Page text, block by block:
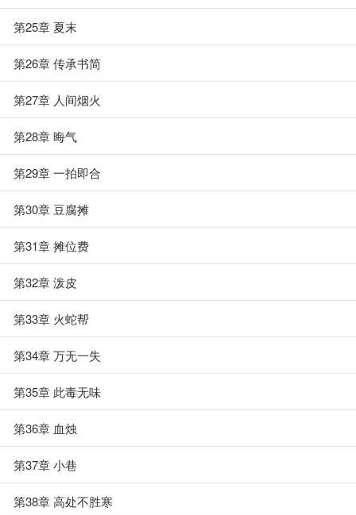
第25章 夏末
第26章 传承书简
第27章 人间烟火
第28章 晦气
第29章 一拍即合
第30章 豆腐摊
第31章 摊位费
第32章 泼皮
第33章 火蛇帮
第34章 万无一失
第35章 此毒无味
第36章 血烛
第37章 小巷
第38章 高处不胜寒